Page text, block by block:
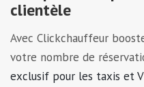
clientèle
Avec Clickchauffeur
votre nombre de
exclusif pour les taxis et